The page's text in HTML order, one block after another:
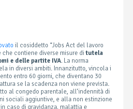
il cosiddetto “Jobs Act del lavoro
che contiene diverse misure ditutela
e delle partite IVA. La norma
in diversi ambiti. Innanzitutto, vincola i
entro 60 giorni, che diventano 30
se la scadenza non viene prevista.
al congedo parentale, all’indennità di
sociali aggiuntive, e alla non estinzione
caso di gravidanza, malattia e